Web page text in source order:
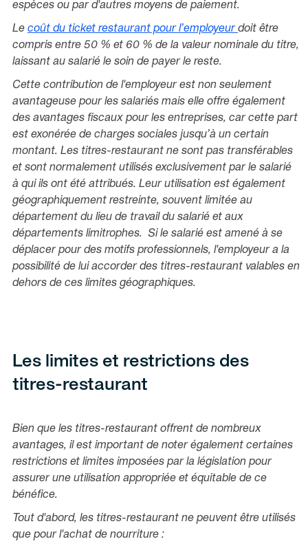
espèces ou par d'autres moyens de paiement.
Le coût du ticket restaurant pour l’employeur doit être
compris entre 50 % et 60 % de la valeur nominale du titre,
laissant au salarié le soin de payer le reste.
Cette contribution de l'employeur est non seulement
avantageuse pour les salariés mais elle offre également
des avantages fiscaux pour les entreprises, car cette part
est exonérée de charges sociales jusqu’à un certain
montant. Les titres-restaurant ne sont pas transférables
et sont normalement utilisés exclusivement par le salarié
à qui ils ont été attribués. Leur utilisation est également
géographiquement restreinte, souvent limitée au
département du lieu de travail du salarié et aux
départements limitrophes. Si le salarié est amené à se
déplacer pour des motifs professionnels, l'employeur a la
possibilité de lui accorder des titres-restaurant valables en
dehors de ces limites géographiques.
Les limites et restrictions des
titres-restaurant
Bien que les titres-restaurant offrent de nombreux
avantages, il est important de noter également certaines
restrictions et limites imposées par la législation pour
assurer une utilisation appropriée et équitable de ce
bénéfice.
Tout d'abord, les titres-restaurant ne peuvent être utilisés
que pour l'achat de nourriture :